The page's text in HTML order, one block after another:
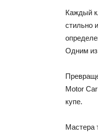
Каждый
стильно
Одним из
Motor
купе.
Мастера